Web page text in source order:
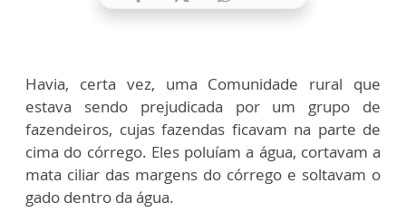
Havia, certa vez, uma Comunidade rural que
estava sendo prejudicada por um grupo de
fazendeiros, cujas fazendas ficavam na parte de
cima do córrego. Eles poluíam a água, cortavam a
mata ciliar das margens do córrego e soltavam o
gado dentro da água.